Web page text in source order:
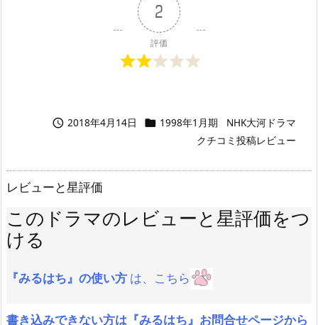
2
評価
 2018年4月14日  1998年1月期
NHK大河ドラマ
クチコミ投稿レビュー
レビューと星評価
このドラマのレビューと星評価をつ
ける
『みるはち』の使い方 は、こちら
書き込みできない方は『みるはち』お問合せページから